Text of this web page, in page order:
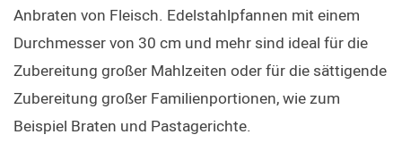
Anbraten von Fleisch. Edelstahlpfannen mit einem
Durchmesser von 30 cm und mehr sind ideal für die
Zubereitung großer Mahlzeiten oder für die sättigende
Zubereitung großer Familienportionen, wie zum
Beispiel Braten und Pastagerichte.